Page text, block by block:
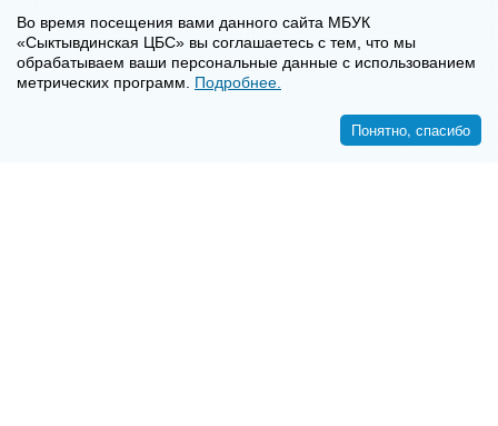
Во время посещения вами данного сайта МБУК
«Сыктывдинская ЦБС» вы соглашаетесь с тем, что мы
обрабатываем ваши персональные данные с использованием
метрических программ. Подробнее.
Понятно, спасибо